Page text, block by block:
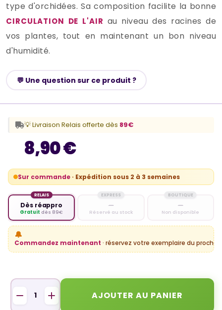
type d'orchidées. Sa composition facilite la bonne
CIRCULATION DE L'AIR au niveau des racines de
vos plantes, tout en maintenant un bon niveau
d'humidité.
💬 Une question sur ce produit ?
8,90 €
Sur commande · Expédition sous 2 à 3 semaines
RELAIS
Dès réappro
Gratuit dès 89€
EXPRESS
—
Réservé au stock
BOUTIQUE
—
Non disponible
🔔
Commandez maintenant · réservez votre exemplaire du
💡 Livraison Relais offerte dès 89€
AJOUTER AU PANIER